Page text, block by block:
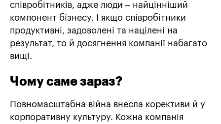
співробітників, адже люди – найцінніший
компонент бізнесу. І якщо співробітники
продуктивні, задоволені та націлені на
результат, то й досягнення компанії набагато
вищі.
Чому саме зараз?
Повномасштабна війна внесла корективи й у
корпоративну культуру. Кожна компанія